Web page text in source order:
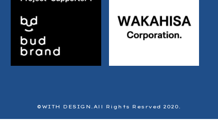
©️WITH DESIGN.All Rights Resrved 2020.